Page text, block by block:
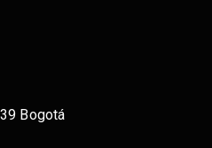
Bogotá